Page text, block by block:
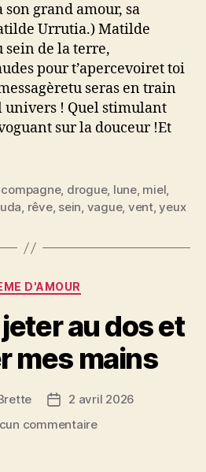
une
chanson
désespérée
–
Pablo
Neruda
son grand amour, sa
Urrutia.) Matilde
de la terre,
pour t’apercevoiret toi
seras en train
univers ! Quel stimulant
sur la douceur !Et
compagne, drogue, lune, miel,
, rêve, sein, vague, vent,yeux
Catégories
D'AMOUR
au dos et
mes mains
Date2 avril 2026
commentairesur